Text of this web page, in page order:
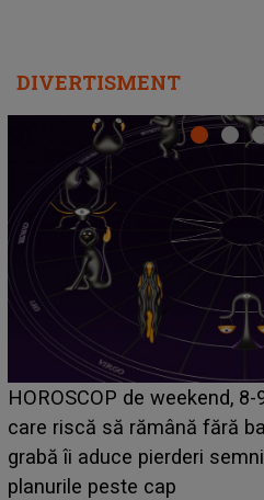
DIVERTISMENT
Emanuel a ținut ACEST
acum! În fața Alexandrei,
face o MĂRTURISIRE
sa: "I-am spus și ei în față,